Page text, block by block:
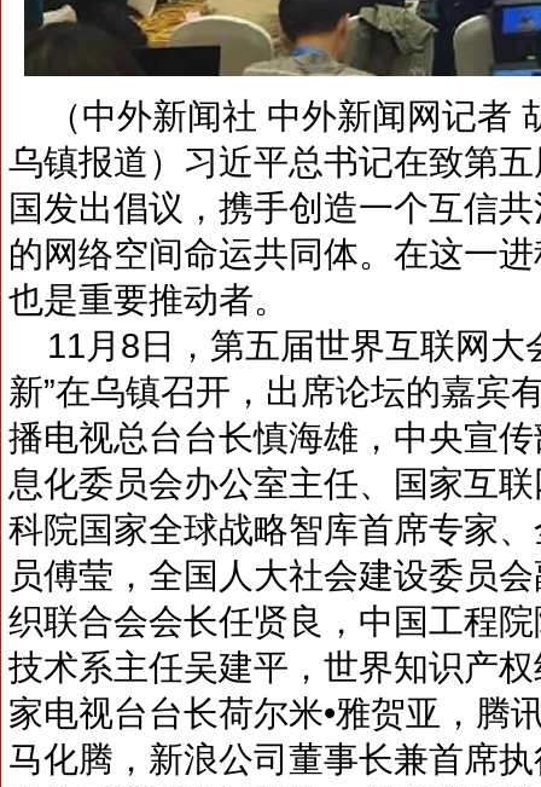
（中外新闻社 中外新闻网记者
乌镇报道）习近平总书记在致第
国发出倡议，携手创造一个互信
的网络空间命运共同体。在这一
也是重要推动者。
11月8日，第五届世界互联网大
新”在乌镇召开，出席论坛的嘉宾
播电视总台台长慎海雄，中央宣
息化委员会办公室主任、国家互
科院国家全球战略智库首席专家
员傅莹，全国人大社会建设委员
织联合会会长任贤良，中国工程
技术系主任吴建平，世界知识产
家电视台台长荷尔米•雅贺亚，腾
马化腾，新浪公司董事长兼首席